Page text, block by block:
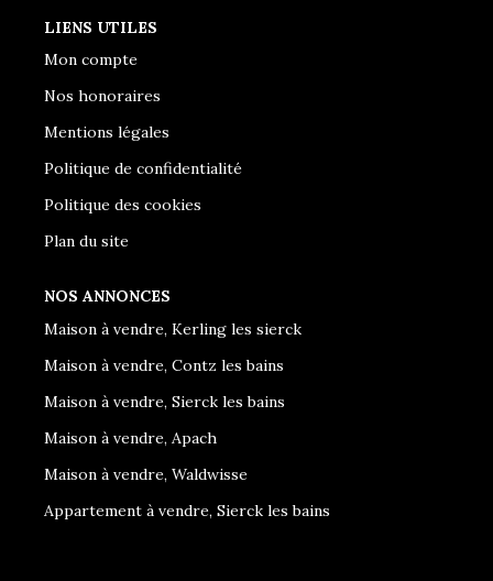
LIENS UTILES
Mon compte
Nos honoraires
Mentions légales
Politique de confidentialité
Politique des cookies
Plan du site
NOS ANNONCES
Maison à vendre, Kerling les sierck
Maison à vendre, Contz les bains
Maison à vendre, Sierck les bains
Maison à vendre, Apach
Maison à vendre, Waldwisse
Appartement à vendre, Sierck les bains